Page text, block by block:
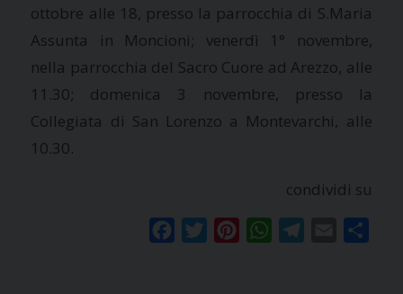
ottobre alle 18, presso la parrocchia di S.Maria
Assunta in Moncioni; venerdì 1° novembre,
nella parrocchia del Sacro Cuore ad Arezzo, alle
11.30; domenica 3 novembre, presso la
Collegiata di San Lorenzo a Montevarchi, alle
10.30.
condividi su
FacebookTwitterPinterestWhatsAppTelegram
Email